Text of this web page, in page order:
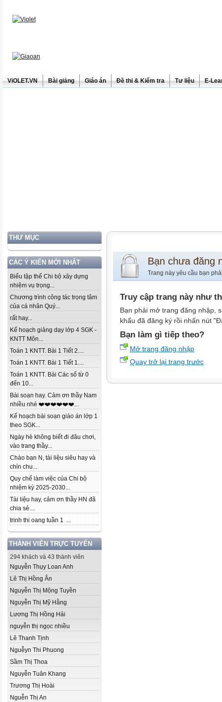
ViOLET.VN Bài giảng Giáo án Đề thi & Kiểm tra Tư liệu E-
THƯ MỤC
CÁC Ý KIẾN MỚI NHẤT
Biểu tập thể Chi bộ xây dựng
nhiệm vụ trọng...
Chương trình công tác trọng tâm
của cá nhân Quý...
rất hay...
Kế hoạch giảng dạy lớp 4 SGK -
KNTT Môn...
Toán 1 KNTT. Bài 1 Tiết 2....
Toán 1 KNTT. Bài 1 Tiết 1....
Toán 1 KNTT. Bài Các số từ 0
đến 10...
Bài soạn hay. Cảm ơn thầy Nam
nhiều nhé ❤️❤️❤️❤️❤️❤️...
Kế hoạch bài soạn giáo án lớp 1
theo SGK...
Ngày hè không biết đi đâu chơi,
vào trang thầy...
Chào bạn N, tài liệu siêu hay và
chỉn chu...
Quy chế làm việc của Chi bộ
nhiệm kỳ 2025-2030...
Tài liệu hay, cảm ơn thầy HN đã
chia sẻ....
trinh thi oang tuần 1 ...
THÀNH VIÊN TRỰC TUYẾN
294 khách và 43 thành viên
Nguyễn Thụy Loan Anh
Lê Thị Hồng Ân
Nguyễn Thị Mộng Tuyền
Nguyễn Thị Mỹ Hằng
Lương Thị Hồng Hải
nguyễn thị ngọc nhiều
Lê Thanh Tịnh
Nguễyn Thi Phuong
Sầm Thị Thoa
Nguyễn Tuân Khang
Trương Thị Hoài
Nguễn Thị An
Bạn chưa đăng
Trang này yêu cầu bạn
Truy cập trang này như
Bạn phải mở trang đăng nhập,
khẩu đã đăng ký rồi nhấn nút
Bạn làm gì tiếp theo?
Mở trang đăng nhập
Quay trở lại trang trước